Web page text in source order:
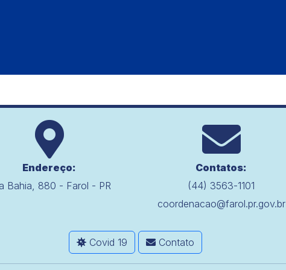
Endereço:
Bahia, 880 - Farol - PR
Contatos:
(44) 3563-1101
coordenacao@farol.pr.gov.br
Covid 19 Contato